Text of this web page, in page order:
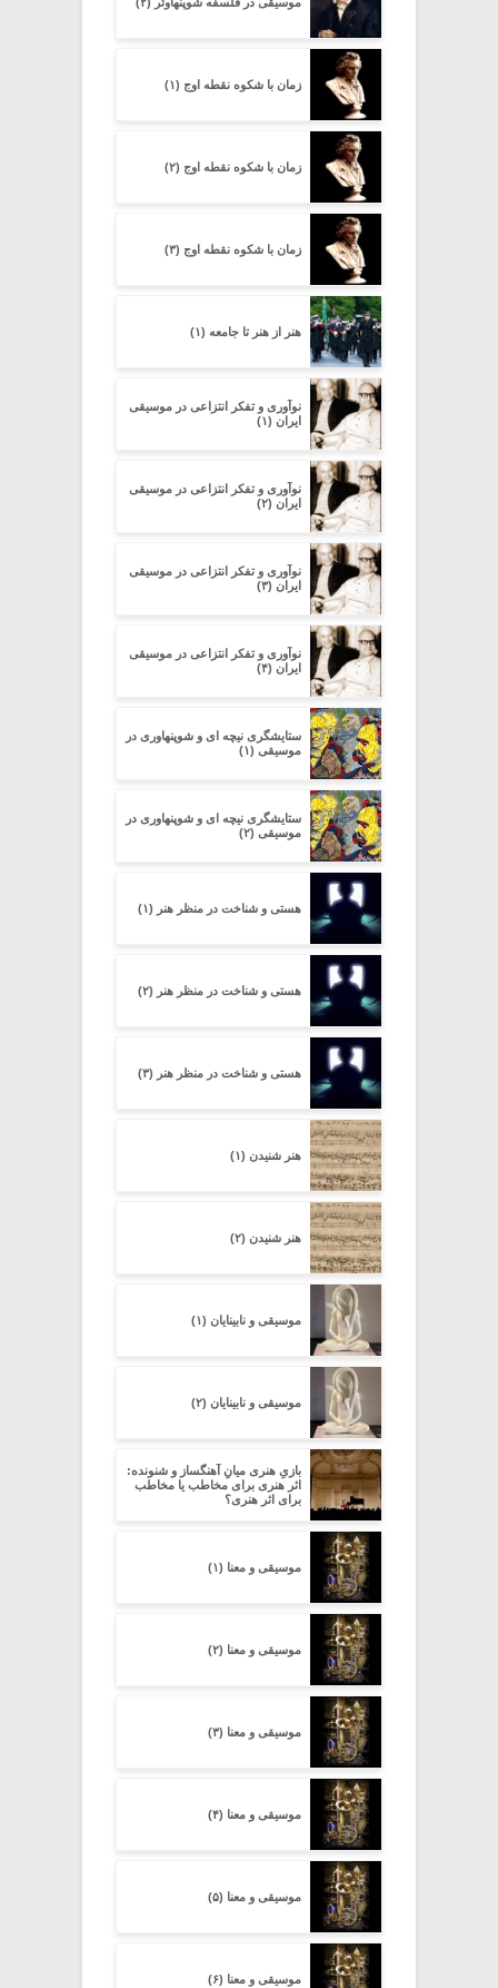
زمان با شکوه نقطه اوج (۱)
زمان با شکوه نقطه اوج (۲)
زمان با شکوه نقطه اوج (۳)
هنر از هنر تا جامعه (۱)
نوآوری و تفکر انتزاعی در موسیقی
ایران (۱)
نوآوری و تفکر انتزاعی در موسیقی
ایران (۲)
نوآوری و تفکر انتزاعی در موسیقی
ایران (۳)
نوآوری و تفکر انتزاعی در موسیقی
ایران (۴)
ستایشگری نیچه ای و شوپنهاوری در
موسیقی (۱)
ستایشگری نیچه ای و شوپنهاوری در
موسیقی (۲)
هستی و شناخت در منظر هنر (۱)
هستی و شناخت در منظر هنر (۲)
هستی و شناخت در منظر هنر (۳)
هنر شنیدن (۱)
هنر شنیدن (۲)
موسیقی و نابینایان (۱)
موسیقی و نابینایان (۲)
بازیِ هنری میانِ آهنگساز و شنونده:
اثر هنری برای مخاطب یا مخاطب
برای اثر هنری؟
موسیقی و معنا (۱)
موسیقی و معنا (۲)
موسیقی و معنا (۳)
موسیقی و معنا (۴)
موسیقی و معنا (۵)
موسیقی و معنا (۶)